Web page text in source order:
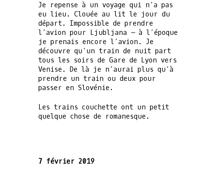
Je repense à un voyage qui n’a pas
eu lieu. Clouée au lit le jour du
départ. Impossible de prendre
l’avion pour Ljubljana – à l’époque
je prenais encore l’avion. Je
découvre qu’un train de nuit part
tous les soirs de Gare de Lyon vers
Venise. De là je n’aurai plus qu’à
prendre un train ou deux pour
passer en Slovénie.
Les trains couchette ont un petit
quelque chose de romanesque.
7 février 2019